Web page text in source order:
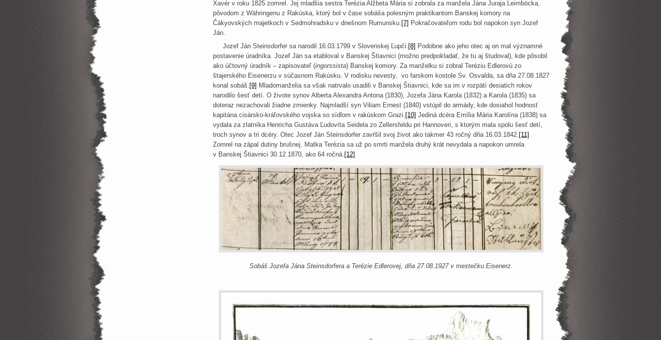
Xavér v roku 1825 zomrel. Jej mladšia sestra Terézia Alžbeta Mária si zobrala za manžela Jána Juraja Leimböcka,
pôvodom z Währingenu z Rakúska, ktorý bol v čase sobáša polesným praktikantom Banskej komory na
Čákyovských majetkoch v Sedmohradsku v dnešnom Rumunsku. [7] Pokračovateľom rodu bol napokon syn Jozef
Ján.
Jozef Ján Steinsdorfer sa narodil 16.03.1799 v Slovenskej Ľupči. [8] Podobne ako jeho otec aj on mal významné
postavenie úradníka. Jozef Ján sa etabloval v Banskej Štiavnici (možno predpokladať, že tu aj študoval), kde pôsobil
ako účtovný úradník – zapisovateľ (ingorssista) Banskej komory. Za manželku si zobral Teréziu Edlerovú zo
štajerského Eisenerzu v súčasnom Rakúsku. V rodisku nevesty, vo farskom kostole Sv. Osvalda, sa dňa 27.08.1827
konal sobáš. [9] Mladomanželia sa však natrvalo usadili v Banskej Štiavnici, kde sa im v rozpätí desiatich rokov
narodilo šesť detí. O živote synov Alberta Alexandra Antona (1830), Jozefa Jána Karola (1832) a Karola (1835) sa
doteraz nezachovali žiadne zmienky. Najmladší syn Viliam Ernest (1840) vstúpil do armády, kde dosiahol hodnosť
kapitána cisársko-kráľovského vojska so sídlom v rakúskom Grazi. [10] Jediná dcéra Emília Mária Karolína (1838) sa
vydala za zlatníka Henricha Gustáva Ľudovíta Seidela zo Zellersfeldu pri Hannoveri, s ktorým mala spolu šesť detí,
troch synov a tri dcéry. Otec Jozef Ján Steinsdorfer zavŕšil svoj život ako takmer 43 ročný dňa 16.03.1842. [11]
Zomrel na zápal dutiny brušnej. Matka Terézia sa už po smrti manžela druhý krát nevydala a napokon umrela
v Banskej Štiavnici 30.12.1870, ako 64 ročná. [12]
Sobáš Jozefa Jána Steinsdorfera a Terézie Edlerovej, dňa 27.08.1927 v mestečku Eisenerz.